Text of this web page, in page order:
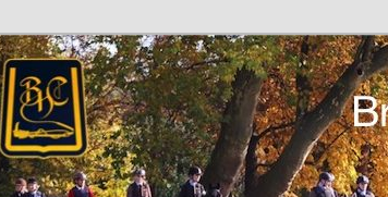
Brandenburger Hunting
Schleppjagden und Vielseitigkeitsreiten in Berlin und